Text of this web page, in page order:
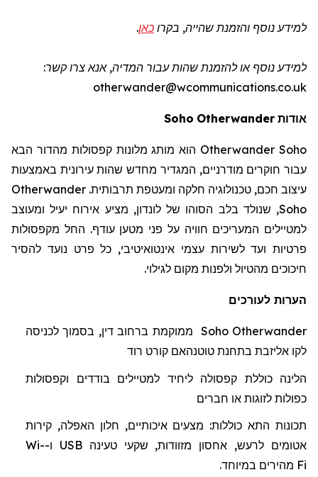
למידע נוסף והזמנת שהייה, בקרו כאן.
למידע נוסף או להזמנת שהותעבור המדיה, אנא צרו קשר:
otherwander@wcommunications.co.uk
אודות Otherwander
Soho
Otherwander Soho הוא מותג מלונות קפסולות מהדור הבא
עבור חוקרים מודרניים, המגדיר מחדש שהות עירונית באמצעות
עיצוב חכם, טכנולוגיה חלקה ומעטפת תרבותית. Otherwander
Soho, שנולד בלב הסוהו של לונדון, מציע אירוח יעיל ומעוצב
למטיילים המעריכים חוויה על פני מטען עודף. החל מקפסולות
פרטיות ועד לשירות עצמי אינטואיטיבי, כל פרט נועד להסיר
חיכוכים מהטיול ולפנות מקום לגילוי.
הערות לעורכים
Otherwander
Soho ממוקמת ברחוב דין, בסמוך לכניסה
לקו אליזבת בתחנת טוטנהאם קורט רוד
הלינה כוללת קפסולה ליחיד למטיילים בודדים וקפסולות
כפולות לזוגות או חברים
תכונות התא כוללות: מצעים איכותיים, חלון האפלה, קירות
אטומים לרעש, אחסון מזוודות, שקעי טעינהUSB ו-Wi-
Fi מהירים במיוחד.